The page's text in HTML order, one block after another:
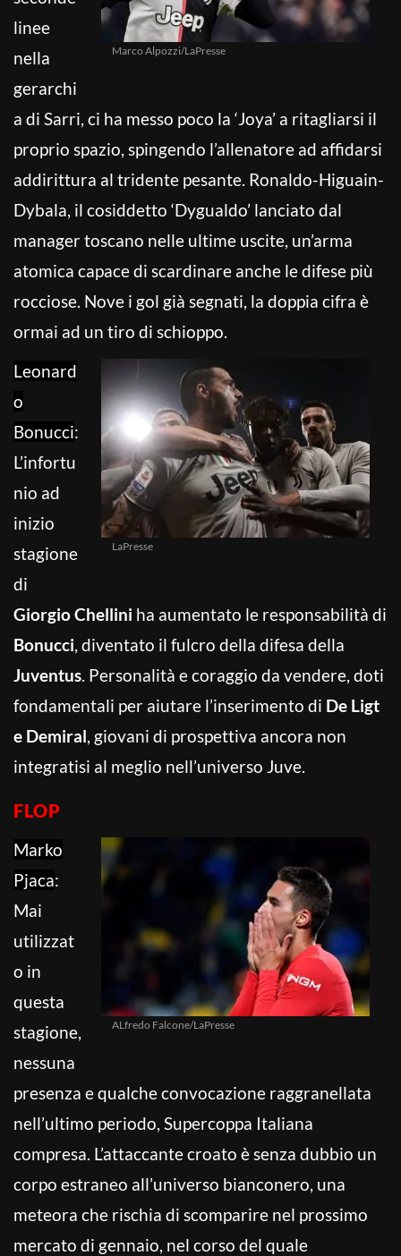
Marco Alpozzi/LaPresse
linee
nella
gerarchi
a di Sarri, ci ha messo poco la ‘Joya’ a ritagliarsi il
proprio spazio, spingendo l’allenatore ad affidarsi
addirittura al tridente pesante. Ronaldo-Higuain-
Dybala, il cosiddetto ‘Dygualdo’ lanciato dal
manager toscano nelle ultime uscite, un’arma
atomica capace di scardinare anche le difese più
rocciose. Nove i gol già segnati, la doppia cifra è
ormai ad un tiro di schioppo.
LaPresse
Leonard
o
Bonucci:
L’infortu
nio ad
inizio
stagione
di
Giorgio Chellini ha aumentato le responsabilità di
Bonucci, diventato il fulcro della difesa della
Juventus. Personalità e coraggio da vendere, doti
fondamentali per aiutare l’inserimento di De Ligt
e Demiral, giovani di prospettiva ancora non
integratisi al meglio nell’universo Juve.
FLOP
ALfredo Falcone/LaPresse
Marko
Pjaca:
Mai
utilizzat
o in
questa
stagione,
nessuna
presenza e qualche convocazione raggranellata
nell’ultimo periodo, Supercoppa Italiana
compresa. L’attaccante croato è senza dubbio un
corpo estraneo all’universo bianconero, una
meteora che rischia di scomparire nel prossimo
mercato di gennaio, nel corso del quale